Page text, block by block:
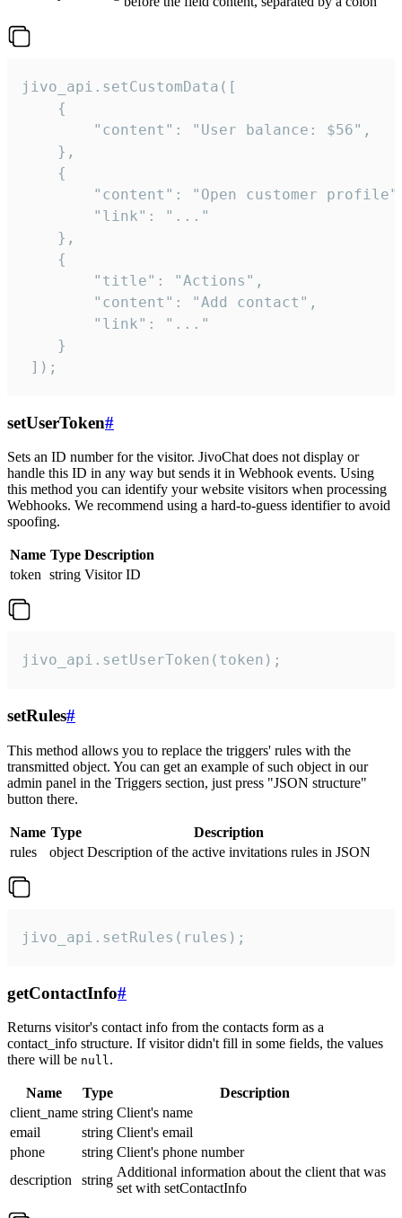
jivo_api.setCustomData([
    {
        "content": "User balance: $56",
    },
    {
"content": "Open customer
        "link": "..."
    },
    {
        "title": "Actions",
        "content": "Add contact",
        "link": "..."
    }
]);
setUserToken#
Sets an ID number for the visitor. JivoChat does not display or
handle this ID in any way but sends it in Webhook events. Using
this method you can identify your website visitors when processing
Webhooks. We recommend using a hard-to-guess identifier to avoid
spoofing.
Name Type Description
token string Visitor ID
jivo_api.setUserToken(token);
setRules#
This method allows you to replace the triggers' rules with the
transmitted object. You can get an example of such object in our
admin panel in the Triggers section, just press "JSON structure"
button there.
Name Type
Description
rules
object Description of the active invitations rules in JSON
jivo_api.setRules(rules);
getContactInfo#
Returns visitor's contact info from the contacts form as a
contact_info structure. If visitor didn't fill in some fields, the values
there will be null.
Name Type
Description
client_name string Client's name
email
string Client's email
phone
string Client's phone number
description
string
Additional information about the client that was
set with setContactInfo